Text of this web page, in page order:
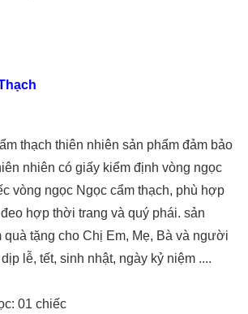
thạch thiên nhiên sản phẩm đảm bảo
nhiên có giấy kiểm định vòng ngọc
vòng ngọc Ngọc cẩm thạch, phù hợp
hợp thời trang và quý phái. sản
quà tặng cho Chị Em, Mẹ, Bà và người
lễ, tết, sinh nhật, ngày kỷ niệm ....
01 chiếc